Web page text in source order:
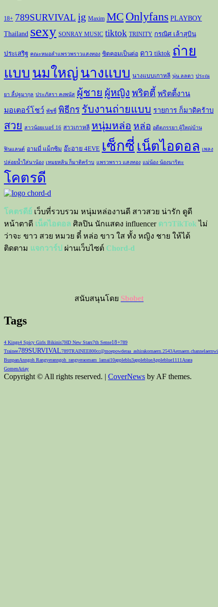
18+ 789SURVIVAL ig Maxim MC Onlyfans PLAYBOY
Thailand sexy SONRAY MUSIC tiktok TRINITY กรณิศ เล้าสุบิน
ประเสริฐ คณะหมอลำแพรวพราวแสงทอง ซิตคอมเป็นต่อ ดาว tiktok ถ่าย
แบบ นมใหญ่นางแบบ นางแบบเกาหลี นุ่น ลลดา ประณ
ยา ลี้ปฐมากุล ประภัสรา คงพนัส ผู้ชาย ผู้หญิง พริตตี้ พริตตี้งาน
มอเตอร์โชว์ พัชชี่ พิธีกร รับงานถ่ายแบบ รายการ ก็มาดิคร้าบ
สวย สาวน้อยเบอร์ 16 สาวเกาหลี หนุ่มหล่อ หล่อ อดีตภรรยา ผู้ใหญ่บ้าน
ฟินแลนด์ อามมี่ แม็กซิม อ๊ะอาย 4EVE เซ็กซี่ เน็ตไอดอล เพลง
ปล่อยน้ำใส่นาน้อง เหมยหลิน ก็มาดิคร้าบ แพรวพราว แสงทอง แม่น้อง น้องนาริตะ
โคตรดี
โคตรดีย์ เว็บที่รวบรวม หนุ่มหล่องานดี สาวสวย น่ารัก ดูดี
หน้าตาดี เน็ตไอดอล ศิลปิน นักแสดง influencer ดาวTikTok ไม่
ว่าจะ ขาว สวย หมวย ตี๋ หล่อ ขาว ใส ทั้ง หญิง ชาย ให้ได้
ติดตาม แจกวาร์ป ผ่านเว็บไซต์ Chord-d
สนับสนุนโดย Sbobet
Tags
4 Kings4 Spicy Girls Bikinis7HD New Stars7th Sense18+789
Trainee789SURVIVAL789TRAINEE800cc@moepowderaa_ashirakornaern.2543Aernaern.channel
BunpanAnngoh Rangyeranngoh_rangyeraomam_lamai10appleblu3appleblueAppleblue1111 Arara
GomenAriay
Copyright © All rights reserved. | CoverNews by AF themes.